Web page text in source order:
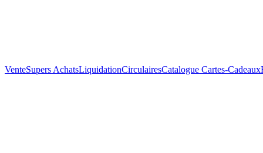
VenteSupers AchatsLiquidationCirculairesCatalogue Cartes-Cadeaux